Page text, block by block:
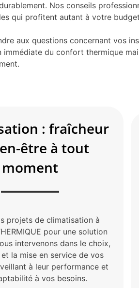
Nos conseils
qui profitent autant à votre budget
aux questions concernant vos
du confort thermique
: fraîcheur
être à tout
moment
projets de climatisation à
pour une solution
intervenons dans le choix,
et la mise en service de vos
à leur performance et
à vos besoins.